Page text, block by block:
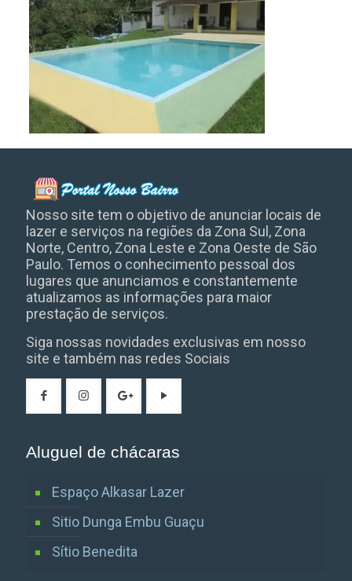
Nosso site tem o objetivo de anunciar locais de
lazer e serviços na regiões da Zona Sul, Zona
Norte, Centro, Zona Leste e Zona Oeste de São
Paulo. Temos o conhecimento pessoal dos
lugares que anunciamos e constantemente
atualizamos as informações para maior
prestação de serviços.
Siga nossas novidades exclusivas em nosso
site e também nas redes Sociais
Aluguel de chácaras
Espaço Alkasar Lazer
Sitio Dunga Embu Guaçu
Sítio Benedita